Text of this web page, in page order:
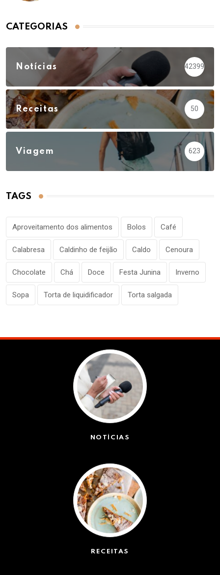
CATEGORIAS
Notícias 42399
Receitas 50
Viagem 623
TAGS
Aproveitamento dos alimentos Bolos Café
Calabresa Caldinho de feijão Caldo Cenoura
Chocolate Chá Doce Festa Junina Inverno
Sopa Torta de liquidificador Torta salgada
NOTÍCIAS
RECEITAS